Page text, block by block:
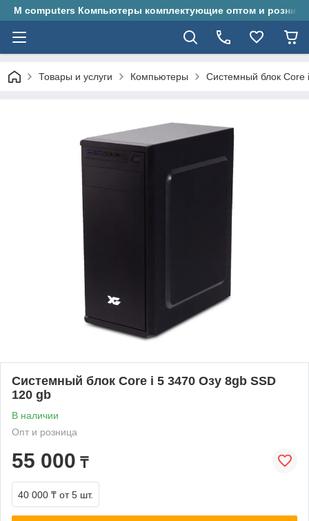
M computers Компьютеры комплектующие оптом и
Товары и услуги Компьютеры Системный блок Core
Системный блок Core i 5 3470 Озу 8gb SSD
120 gb
В наличии
Опт и розница
55 000 ₸
40 000 ₸ от 5 шт.